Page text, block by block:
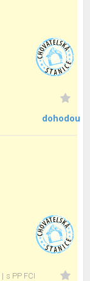
dohodou
s PP FCI